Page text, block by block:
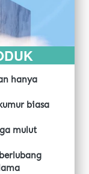
hanya
biasa
mulut